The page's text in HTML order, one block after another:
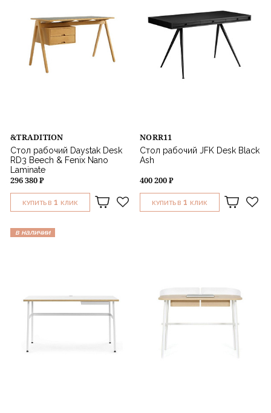
&TRADITION
Стол рабочий Daystak Desk
RD3 Beech & Fenix Nano
Laminate
296 380 ₽
КУПИТЬ В 1 КЛИК
NORR11
Стол рабочий JFK Desk Black
Ash
400 200 ₽
КУПИТЬ В 1 КЛИК
в наличии